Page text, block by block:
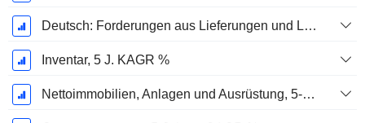
Deutsch: Forderungen aus Lieferungen und Leistungen, 5-Jahres-CAGR %
Inventar, 5 J. KAGR %
Nettoimmobilien, Anlagen und Ausrüstung, 5-Jahres-CAGR %